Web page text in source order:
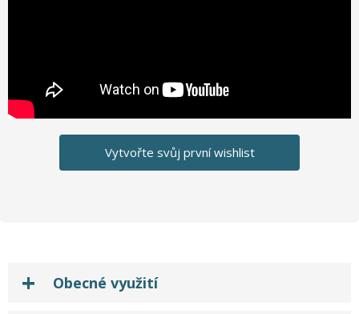
Vytvořte svůj první wishlist
Obecné využití